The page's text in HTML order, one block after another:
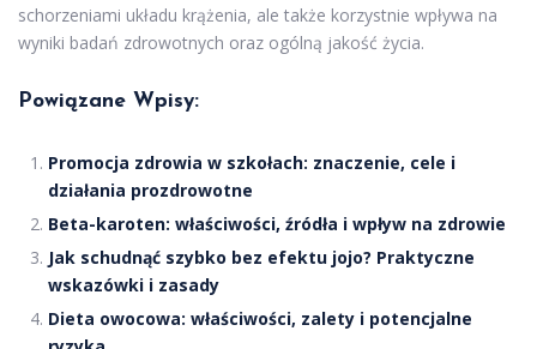
schorzeniami układu krążenia, ale także korzystnie wpływa na
wyniki badań zdrowotnych oraz ogólną jakość życia.
Powiązane Wpisy:
Promocja zdrowia w szkołach: znaczenie, cele i
działania prozdrowotne
Beta-karoten: właściwości, źródła i wpływ na zdrowie
Jak schudnąć szybko bez efektu jojo? Praktyczne
wskazówki i zasady
Dieta owocowa: właściwości, zalety i potencjalne